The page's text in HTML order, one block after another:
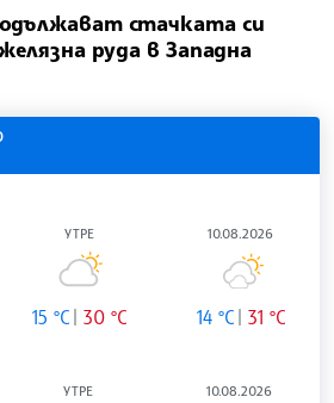
стачката си
руда в Западна
УТРЕ
15 °C 30 °C
10.08.2026
14 °C 31 °C
УТРЕ 10.08.2026